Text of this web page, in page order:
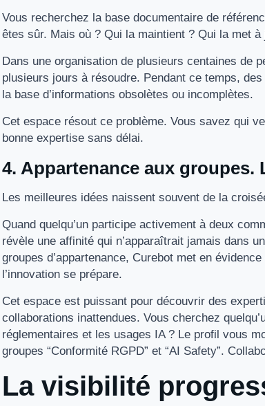
Vous recherchez la base documentaire de
êtes sûr. Mais où ? Qui la maintient ? Qui la met à
Dans une organisation de plusieurs centaines de
plusieurs jours à résoudre. Pendant ce temps,
la base d’informations obsolètes ou incomplètes.
Cet espace résout ce problème. Vous savez qui
bonne expertise sans délai.
4. Appartenance aux groupes.
Les meilleures idées naissent souvent de la
Quand quelqu’un participe activement à deux
révèle une affinité qui n’apparaîtrait jamais dans
groupes d’appartenance, Curebot met en
l’innovation se prépare.
Cet espace est puissant pour découvrir des
collaborations inattendues. Vous cherchez
réglementaires et les usages IA ? Le profil vous
groupes “Conformité RGPD” et “AI Safety”.
La visibilité